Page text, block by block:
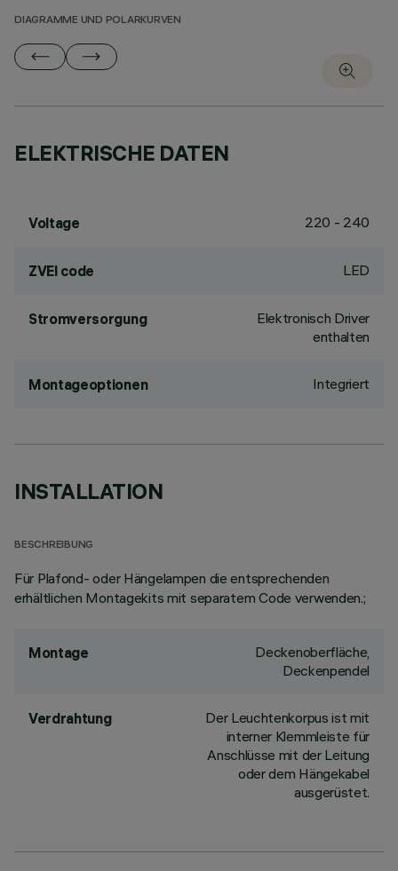
DIAGRAMME UND POLARKURVEN
ELEKTRISCHE DATEN
Voltage 220 - 240
ZVEI code LED
Stromversorgung
Elektronisch Driver
enthalten
Montageoptionen Integriert
INSTALLATION
BESCHREIBUNG
Für Plafond- oder Hängelampen die entsprechenden
erhältlichen Montagekits mit separatem Code verwenden.;
Montage
Deckenoberfläche,
Deckenpendel
Verdrahtung
Der Leuchtenkorpus ist mit
interner Klemmleiste für
Anschlüsse mit der Leitung
oder dem Hängekabel
ausgerüstet.